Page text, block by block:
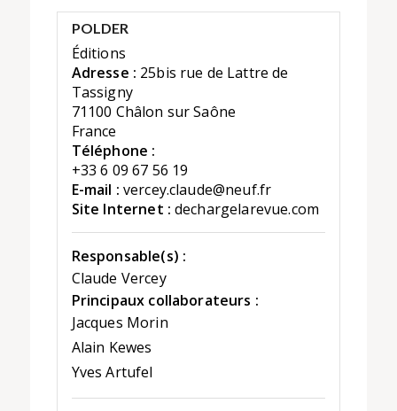
POLDER
Éditions
Adresse : 25bis rue de Lattre de
Tassigny
71100 Châlon sur Saône
France
Téléphone :
+33 6 09 67 56 19
E-mail : vercey.claude@neuf.fr
Site Internet : dechargelarevue.com
Responsable(s) :
Claude Vercey
Principaux collaborateurs :
Jacques Morin
Alain Kewes
Yves Artufel